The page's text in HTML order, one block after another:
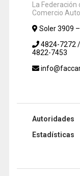
La
Comercio
Soler 3909
4824-7272
4822-7453
Autoridades
Estadísticas